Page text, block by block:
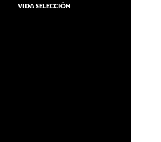
VIDA SELECCIÓN